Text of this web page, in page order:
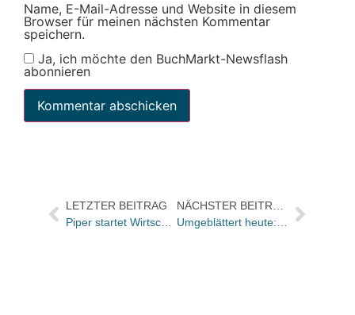
Name, E-Mail-Adresse und Website in diesem
Browser für meinen nächsten Kommentar
speichern.
Ja, ich möchte den BuchMarkt-Newsflash
abonnieren
LETZTER BEITRAG
Piper startet Wirtschaftsbuchprogramm